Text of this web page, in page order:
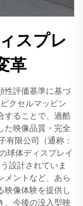
スプレ
革
性評価基準に基づ
クセルマッピン
することで、過酷
た映像品質・完全
有限公司（通称：
球体ディスプレイ
設計されていま
メントなど、あら
映像体験を提供し
、今後の没入型映